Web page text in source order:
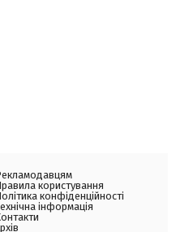
користування
конфіденційності
інформація